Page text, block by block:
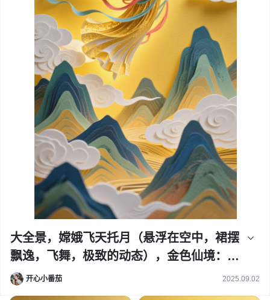
大全景，嫦娥飞天托月（悬浮在空中，裙摆
飘逸，飞舞，极致的动态），金色仙境：层
峦叠嶂的山脉，白色祥云环绕，黄色背景，
开心小番茄 2025.09.02